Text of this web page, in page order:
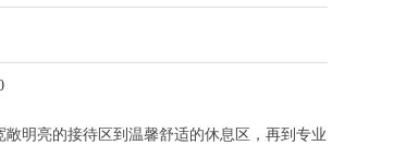
明亮的接待区到温馨舒适的休息区，再到专业